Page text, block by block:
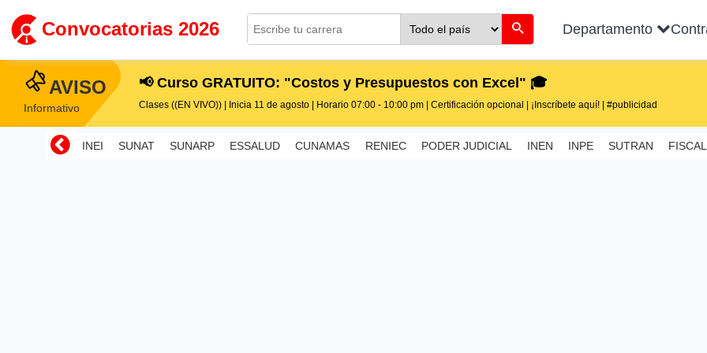
Convocatorias 2026 Departamento
AVISO
Informativo
📢 Curso GRATUITO: "Costos y Presupuestos con Excel" 🎓
Clases ((EN VIVO)) | Inicia 11 de agosto | Horario 07:00 - 10:00 pm | Certificación opcional | ¡Inscríbete aquí! | #publicidad
INEI SUNAT SUNARP ESSALUD CUNAMAS RENIEC PODER JUDICIAL INEN INPE SUTRAN